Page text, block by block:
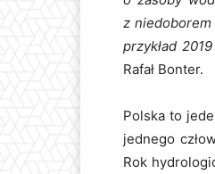
z niedoborem
przykład
Rafał Bonter.
Polska to
jednego
Rok